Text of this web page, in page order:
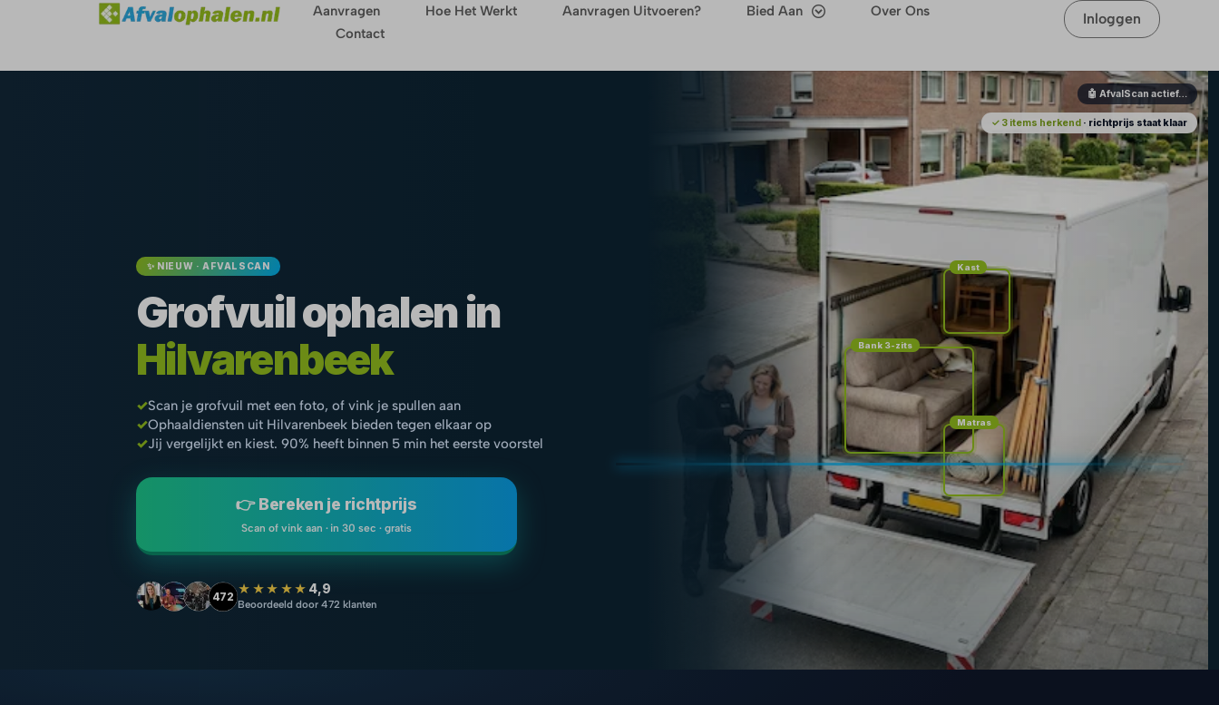
Aanvragen Hoe Het Werkt Aanvragen Uitvoeren? Bied Aan
Over Ons
Contact
Inloggen
🤖 AfvalScan actief…
Bank 3-zits
Matras
Kast
✓ 3 items herkend · richtprijs staat klaar
✨ NIEUW · AFVALSCAN
Grofvuil ophalen in
Hilvarenbeek
✓Scan je grofvuil met een foto, of vink je spullen aan
✓Ophaaldiensten uit Hilvarenbeek bieden tegen elkaar op
✓Jij vergelijkt en kiest. 90% heeft binnen 5 min het eerste voorstel
👉 Bereken je richtprijs
Scan of vink aan · in 30 sec · gratis
472 ★★★★★ 4,9
Beoordeeld door 472 klanten